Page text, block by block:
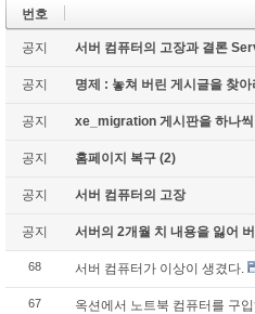
번호
공지 서버 컴퓨터의 고장과 결론
공지 명제 : 놓쳐 버린 게시글을 찾
공지 xe_migration 게시판을 하나
공지 홈페이지 복구 (2)
공지 서버 컴퓨터의 고장
공지 서버의 2개월 치 내용을 잃어
68 서버 컴퓨터가 이상이 생겼다.
67 옥션에서 노트북 컴퓨터를 구